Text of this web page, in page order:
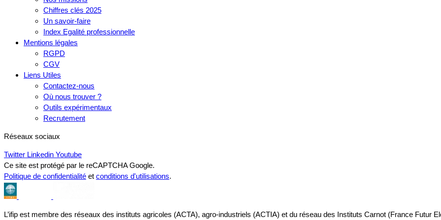
Chiffres clés 2025
Un savoir-faire
Index Egalité professionnelle
Mentions légales
RGPD
CGV
Liens Utiles
Contactez-nous
Où nous trouver ?
Outils expérimentaux
Recrutement
Réseaux sociaux
Twitter Linkedin Youtube
Ce site est protégé par le reCAPTCHA Google.
Politique de confidentialité et conditions d'utilisations.
L’ifip est membre des réseaux des instituts agricoles (ACTA), agro-industriels (ACTIA) et du réseau des Instituts Carnot (France Futur